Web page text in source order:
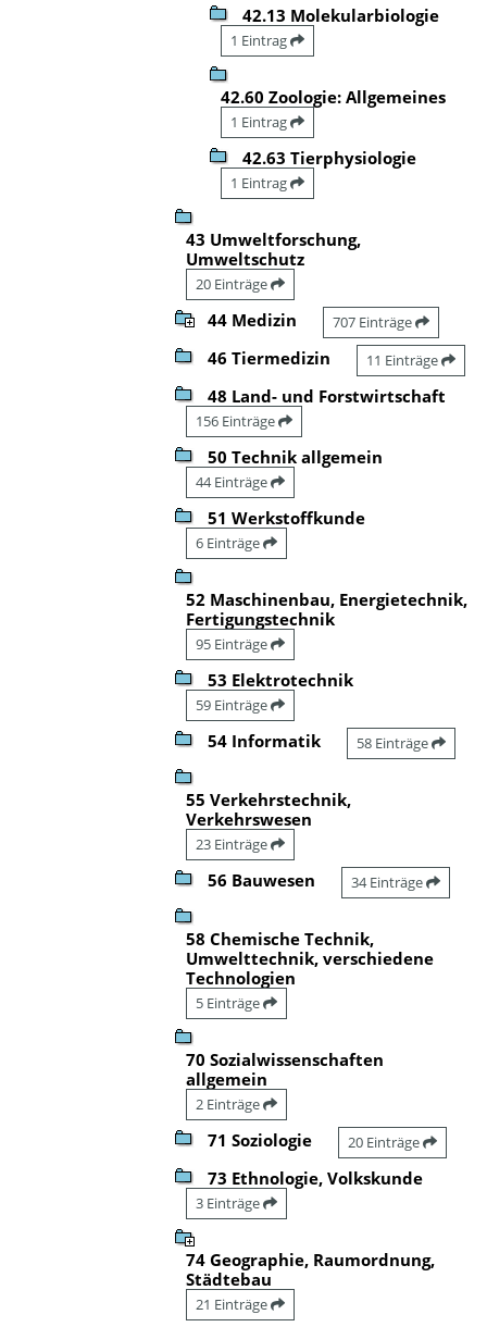
42.13 Molekularbiologie
1 Eintrag
42.60 Zoologie: Allgemeines
1 Eintrag
42.63 Tierphysiologie
1 Eintrag
43 Umweltforschung,
Umweltschutz
20 Einträge
44 Medizin 707 Einträge
46 Tiermedizin 11 Einträge
48 Land- und Forstwirtschaft
156 Einträge
50 Technik allgemein
44 Einträge
51 Werkstoffkunde
6 Einträge
52 Maschinenbau, Energietechnik,
Fertigungstechnik
95 Einträge
53 Elektrotechnik
59 Einträge
54 Informatik 58 Einträge
55 Verkehrstechnik,
Verkehrswesen
23 Einträge
56 Bauwesen 34 Einträge
58 Chemische Technik,
Umwelttechnik, verschiedene
Technologien
5 Einträge
70 Sozialwissenschaften
allgemein
2 Einträge
71 Soziologie 20 Einträge
73 Ethnologie, Volkskunde
3 Einträge
74 Geographie, Raumordnung,
Städtebau
21 Einträge